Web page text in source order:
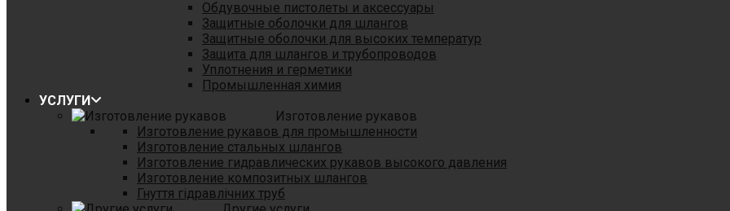
Обдувочные пистолеты и аксессуары
Защитные оболочки для шлангов
Защитные оболочки для высоких температур
Защита для шлангов и трубопроводов
Уплотнения и герметики
Промышленная химия
УСЛУГИ
Изготовление рукавов
Изготовление рукавов для промышленности
Изготовление стальных шлангов
Изготовление гидравлических рукавов высокого давления
Изготовление композитных шлангов
Гнуття гідравлічних труб